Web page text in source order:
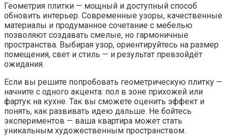
Геометрия плитки — мощный и доступный способ
обновить интерьер. Современные узоры, качественные
материалы и продуманное сочетание с мебелью
позволяют создавать смелые, но гармоничные
пространства. Выбирая узор, ориентируйтесь на размер
помещения, свет и стиль — и результат превзойдёт
ожидания.
Если вы решите попробовать геометрическую плитку —
начните с одного акцента: пол в зоне прихожей или
фартук на кухне. Так вы сможете оценить эффект и
понять, как развивать идею дальше. Не бойтесь
экспериментов — ваша квартира может стать
уникальным художественным пространством.